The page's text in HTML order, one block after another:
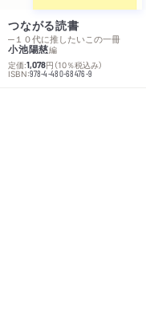
つながる読書
─１０代に推したいこの一冊
小池陽慈編
定価:1,078円 （10％税込み）
ISBN:978-4-480-68476-9